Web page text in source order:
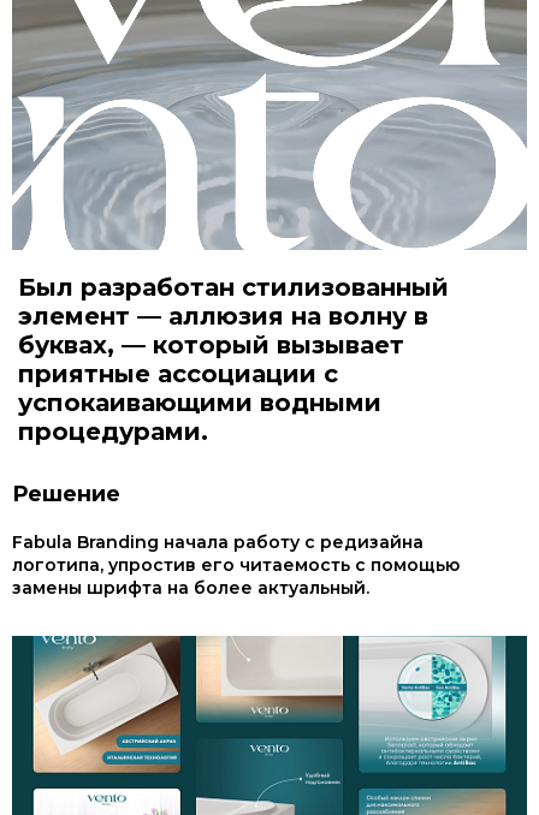
Был разработан стилизованный
элемент — аллюзия на волну в
буквах, — который вызывает
приятные ассоциации с
успокаивающими водными
процедурами.
Решение
Fabula Branding начала работу с редизайна
логотипа, упростив его читаемость с помощью
замены шрифта на более актуальный.